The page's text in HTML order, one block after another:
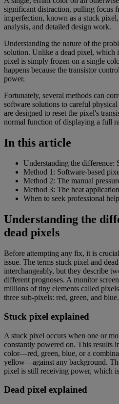
significant distraction, pulling focus
imperfection, known as a stuck
analysis, and detailed design work.
Understanding the nature of the
solution. Unlike a dead pixel, which
pixel is simply frozen on a single
happens because the transistor
power.
Fortunately, several methods can
software solutions to careful
are designed to reset the pixel's
normal function of displaying a full
In this article
Understanding the difference:
Method 1: Software-based
Method 2: The manual
Method 3: The heat
When to seek professional
Understanding the
dead pixels
Before attempting any fix, it is
issue. The terms stuck pixel and
interchangeably, but they describe
different prognoses. A monitor
millions of tiny elements called
three sub-pixels: red, green, and blue.
Stuck pixel explained
A stuck pixel occurs when one or
constantly powered on. This results
color—red, green, blue, or a
yellow—against any background.
pixel is still receiving power, which
Dead pixel explained